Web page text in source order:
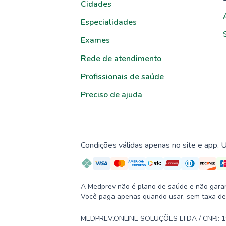
Cidades
Especialidades
Exames
Rede de atendimento
Profissionais de saúde
Preciso de ajuda
Condições válidas apenas no site e app.
A Medprev não é plano de saúde e não
Você paga apenas quando usar, sem taxa
MEDPREV.ONLINE SOLUÇÕES LTDA /